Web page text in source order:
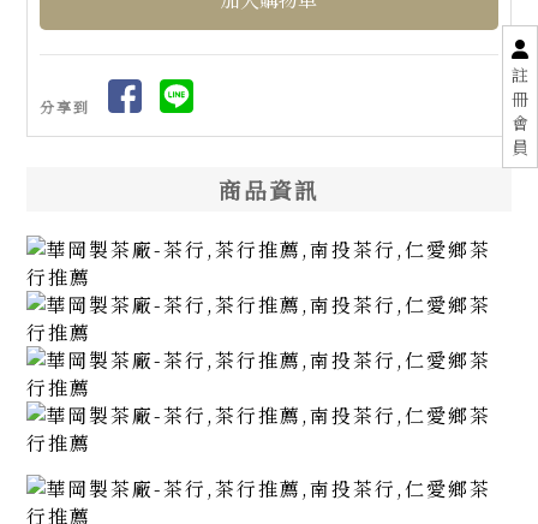
註
冊
會
員
分享到
商品資訊